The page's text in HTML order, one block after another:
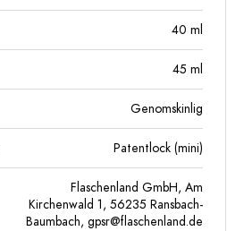
40 ml
45 ml
Genomskinlig
Patentlock (mini)
Flaschenland GmbH, Am
Kirchenwald 1, 56235 Ransbach-
Baumbach, gpsr@flaschenland.de